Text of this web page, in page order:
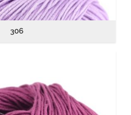
306